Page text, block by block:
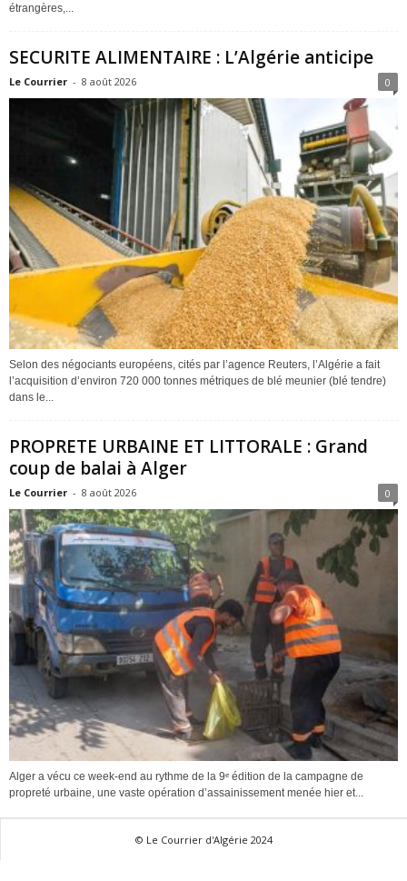
étrangères,...
SECURITE ALIMENTAIRE : L’Algérie anticipe
Le Courrier - 8 août 2026 0
Selon des négociants européens, cités par l’agence Reuters, l’Algérie a fait
l’acquisition d’environ 720 000 tonnes métriques de blé meunier (blé tendre)
dans le...
PROPRETE URBAINE ET LITTORALE : Grand
coup de balai à Alger
Le Courrier - 8 août 2026 0
Alger a vécu ce week-end au rythme de la 9ᵉ édition de la campagne de
propreté urbaine, une vaste opération d’assainissement menée hier et...
© Le Courrier d'Algérie 2024